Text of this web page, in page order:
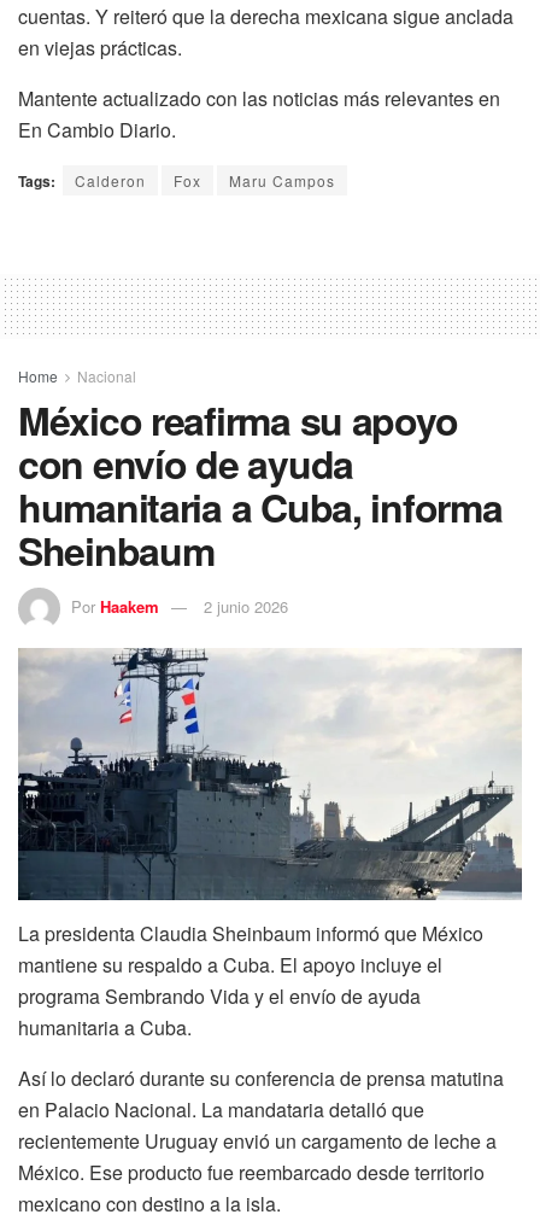
cuentas. Y reiteró que la derecha mexicana sigue anclada
en viejas prácticas.
Mantente actualizado con las noticias más relevantes en
En Cambio Diario.
Tags: Calderon Fox Maru Campos
Home Nacional
México reafirma su apoyo
con envío de ayuda
humanitaria a Cuba, informa
Sheinbaum
Por Haakem 2 junio 2026
La presidenta Claudia Sheinbaum informó que México
mantiene su respaldo a Cuba. El apoyo incluye el
programa Sembrando Vida y el envío de ayuda
humanitaria a Cuba.
Así lo declaró durante su conferencia de prensa matutina
en Palacio Nacional. La mandataria detalló que
recientemente Uruguay envió un cargamento de leche a
México. Ese producto fue reembarcado desde territorio
mexicano con destino a la isla.